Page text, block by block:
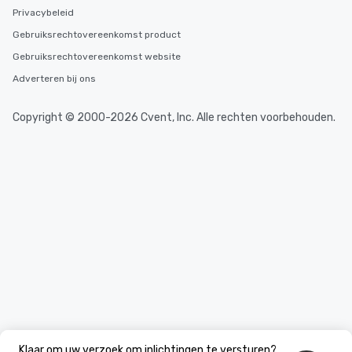
Privacybeleid
Gebruiksrechtovereenkomst product
Gebruiksrechtovereenkomst website
Adverteren bij ons
Copyright © 2000-2026 Cvent, Inc. Alle rechten voorbehouden.